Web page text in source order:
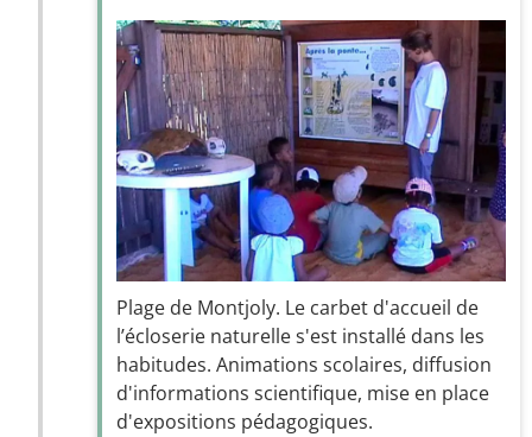
Plage de Montjoly. Le carbet d'accueil de
l’écloserie naturelle s'est installé dans les
habitudes. Animations scolaires, diffusion
d'informations scientifique, mise en place
d'expositions pédagogiques.